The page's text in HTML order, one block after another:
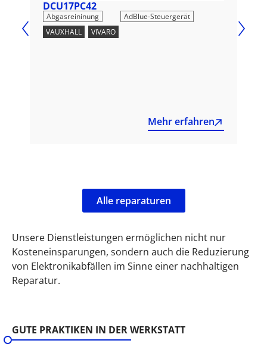
DCU17PC42
Abgasreininung
AdBlue-Steuergerät
VAUXHALL
VIVARO
Mehr erfahren
Alle reparaturen
Unsere Dienstleistungen ermöglichen nicht nur
Kosteneinsparungen, sondern auch die Reduzierung
von Elektronikabfällen im Sinne einer nachhaltigen
Reparatur.
GUTE PRAKTIKEN IN DER WERKSTATT